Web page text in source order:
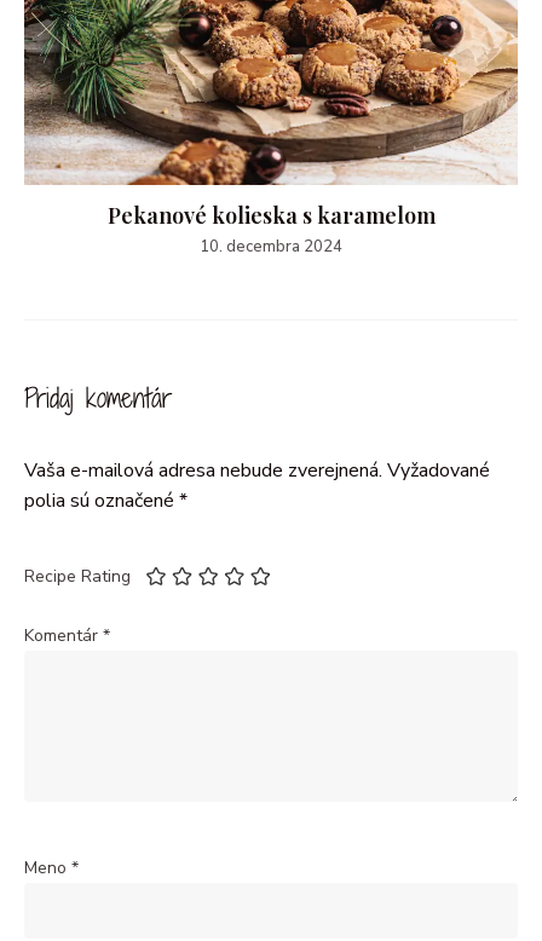
Pekanové kolieska s karamelom
10. decembra 2024
Pridaj komentár
Vaša e-mailová adresa nebude zverejnená. Vyžadované
polia sú označené *
Recipe Rating
Komentár *
Meno *